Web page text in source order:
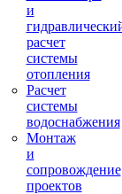
и
расчет
системы
отопления
Расчет
системы
водоснабжения
Монтаж
и
сопровождение
проектов